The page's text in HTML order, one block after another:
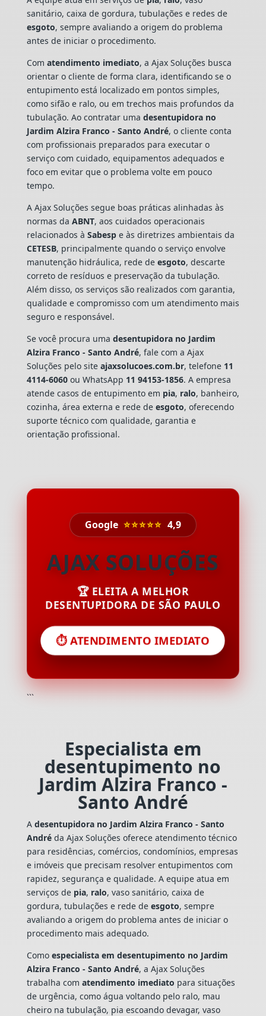
sanitário, caixa de gordura, tubulações e redes de
esgoto, sempre avaliando a origem do problema
antes de iniciar o procedimento.
Com atendimento imediato, a Ajax Soluções busca
orientar o cliente de forma clara, identificando se o
entupimento está localizado em pontos simples,
como sifão e ralo, ou em trechos mais profundos da
tubulação. Ao contratar uma desentupidora no
Jardim Alzira Franco - Santo André, o cliente conta
com profissionais preparados para executar o
serviço com cuidado, equipamentos adequados e
foco em evitar que o problema volte em pouco
tempo.
A Ajax Soluções segue boas práticas alinhadas às
normas da ABNT, aos cuidados operacionais
relacionados à Sabespe às diretrizes ambientais da
CETESB, principalmente quando o serviço envolve
manutenção hidráulica, rede de esgoto, descarte
correto de resíduos e preservação da tubulação.
Além disso, os serviços são realizados com garantia,
qualidade e compromisso com um atendimento mais
seguro e responsável.
Se você procura uma desentupidora no Jardim
Alzira Franco - Santo André, fale com a Ajax
Soluções pelo site ajaxsolucoes.com.br, telefone 11
4114-6060ou WhatsApp 11 94153-1856. A empresa
atende casos de entupimento em pia, ralo, banheiro,
cozinha, área externa e rede de esgoto, oferecendo
suporte técnico com qualidade, garantia e
orientação profissional.
Google ⭐⭐⭐⭐⭐ 4,9
AJAX SOLUÇÕES
🏆 ELEITA A MELHOR
DESENTUPIDORA DE SÃO PAULO
⏱️ ATENDIMENTO IMEDIATO
```
Especialista em
desentupimento no
Jardim Alzira Franco -
Santo André
A desentupidora no Jardim Alzira Franco - Santo
Andréda Ajax Soluções oferece atendimento técnico
para residências, comércios, condomínios, empresas
e imóveis que precisam resolver entupimentos com
rapidez, segurança e qualidade. A equipe atua em
serviços de pia, ralo, vaso sanitário, caixa de
gordura, tubulações e rede de esgoto, sempre
avaliando a origem do problema antes de iniciar o
procedimento mais adequado.
Como especialista em desentupimento no Jardim
Alzira Franco - Santo André, a Ajax Soluções
trabalha com atendimento imediato para situações
de urgência, como água voltando pelo ralo, mau
cheiro na tubulação, pia escoando devagar, vaso